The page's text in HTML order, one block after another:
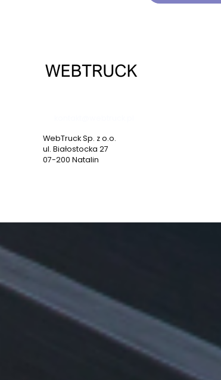
WebTruck Sp. z o.o.
ul. Białostocka 27
07-200 Natalin